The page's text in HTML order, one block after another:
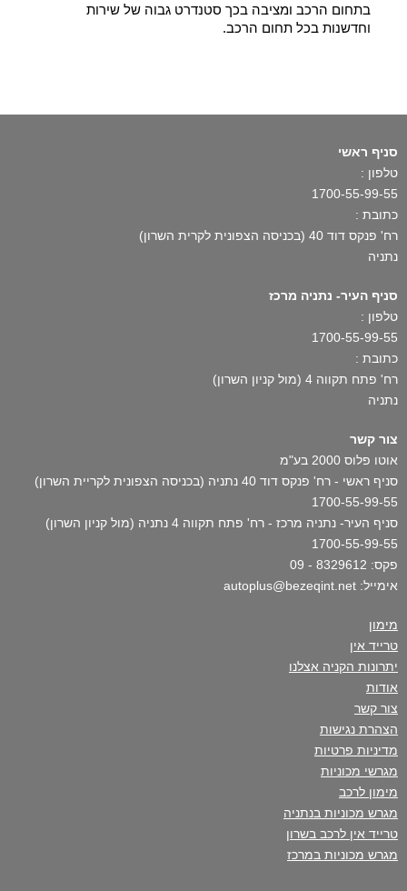
בתחום הרכב ומציבה בכך סטנדרט גבוה של שירות
וחדשנות בכל תחום הרכב.
סניף ראשי
טלפון :
1700-55-99-55
כתובת :
רח' פנקס דוד 40 (בכניסה הצפונית לקרית השרון)
נתניה
סניף העיר- נתניה מרכז
טלפון :
1700-55-99-55
כתובת :
רח' פתח תקווה 4 (מול קניון השרון)
נתניה
צור קשר
אוטו פלוס 2000 בע"מ
סניף ראשי - רח' פנקס דוד 40 נתניה (בכניסה הצפונית לקריית השרון)
1700-55-99-55
סניף העיר- נתניה מרכז - רח' פתח תקווה 4 נתניה (מול קניון השרון)
1700-55-99-55
פקס: 8329612 - 09
אימייל: autoplus@bezeqint.net
מימון
טרייד אין
יתרונות הקניה אצלנו
אודות
צור קשר
הצהרת נגישות
מדיניות פרטיות
מגרשי מכוניות
מימון לרכב
מגרש מכוניות בנתניה
טרייד אין לרכב בשרון
מגרש מכוניות במרכז